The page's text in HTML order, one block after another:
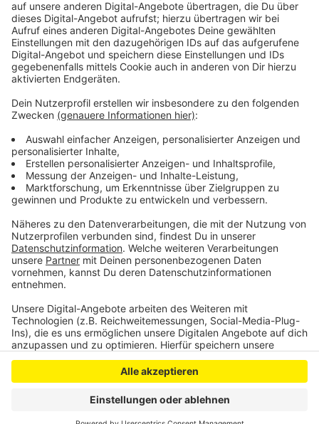
Anzeige
eventuell alternative Unterbringungsmöglichkeiten für
den Verein JazzLev ergeben, heißt es in einer
offiziellen Stellungnahme der Verwaltung.
Die Möglichkeit, dass sich die Stadt für den Erhalt des
bisherigen Standorts durch den Kauf des Gebäudes
einsetzt schwindet – denn laut Verwaltung sei der
geforderte Kaufpreis laut einem Wertgutachten
deutlich zu hoch. Auch die Leverkusener SPD hatte
bereits gefordert, von den Kaufplänen abzusehen.
Anzeige